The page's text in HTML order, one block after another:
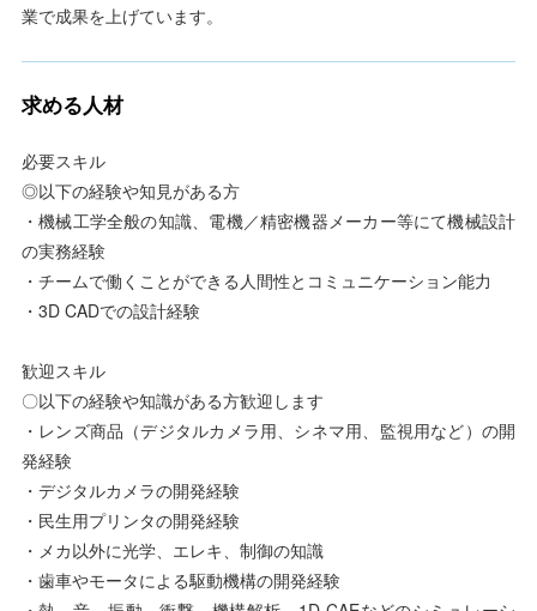
業で成果を上げています。
求める人材
必要スキル
◎以下の経験や知見がある方
・機械工学全般の知識、電機／精密機器メーカー等にて機械設計
の実務経験
・チームで働くことができる人間性とコミュニケーション能力
・3D CADでの設計経験
歓迎スキル
〇以下の経験や知識がある方歓迎します
・レンズ商品（デジタルカメラ用、シネマ用、監視用など）の開
発経験
・デジタルカメラの開発経験
・民生用プリンタの開発経験
・メカ以外に光学、エレキ、制御の知識
・歯車やモータによる駆動機構の開発経験